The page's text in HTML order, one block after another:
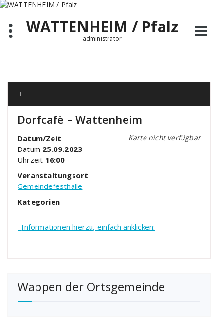
Zum
springenWATTENHEIM / Pfalz
administrator
Dorfcafè – Wattenheim
Karte nicht verfügbar
Datum/Zeit
Datum 25.09.2023
Uhrzeit 16:00
Veranstaltungsort
Gemeindefesthalle
Kategorien
Informationen hierzu, einfach anklicken:
Wappen der Ortsgemeinde